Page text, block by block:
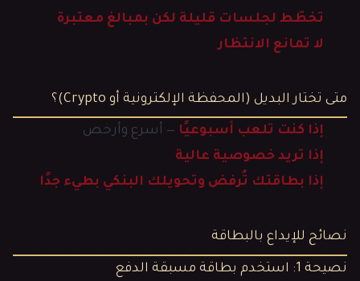
تخطّط لجلسات قليلة لكن بمبالغ معتبرة
لا تمانع الانتظار
متى تختار البديل (المحفظة الإلكترونية أو Crypto)؟
إذا كنت تلعب أسبوعيًا — أسرع وأرخص
إذا تريد خصوصية عالية
إذا بطاقتك تُرفض وتحويلك البنكي بطيء جدًا
نصائح للإيداع بالبطاقة
نصيحة 1: استخدم بطاقة مسبقة الدفع